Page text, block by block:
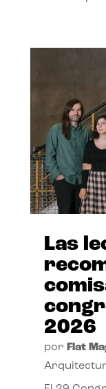
Las
2026
por Flat